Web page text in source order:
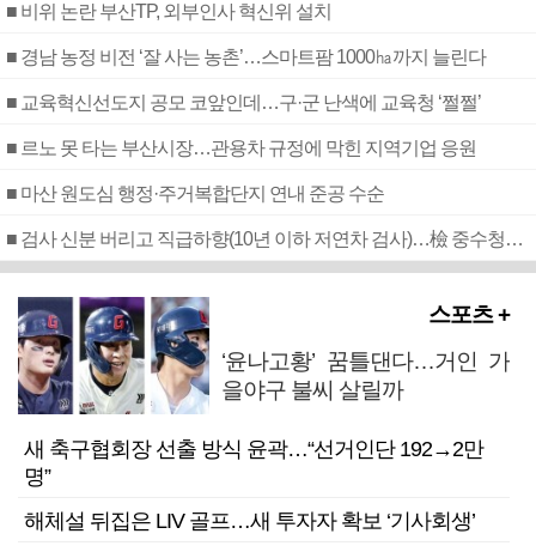
■ 비위 논란 부산TP, 외부인사 혁신위 설치
■ 경남 농정 비전 ‘잘 사는 농촌’…스마트팜 1000㏊까지 늘린다
■ 교육혁신선도지 공모 코앞인데…구·군 난색에 교육청 ‘쩔쩔’
■ 르노 못 타는 부산시장…관용차 규정에 막힌 지역기업 응원
■ 마산 원도심 행정·주거복합단지 연내 준공 수순
■ 검사 신분 버리고 직급하향(10년 이하 저연차 검사)…檢 중수청행 기피
스포츠 +
‘윤나고황’ 꿈틀댄다…거인 가
을야구 불씨 살릴까
새 축구협회장 선출 방식 윤곽…“선거인단 192→2만
명”
해체설 뒤집은 LIV 골프…새 투자자 확보 ‘기사회생’